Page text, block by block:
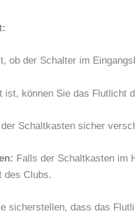
ob der Schalter im
ist, können Sie das Flutlicht
Schaltkasten sicher
Falls der Schaltkasten im
des Clubs.
sicherstellen, dass das